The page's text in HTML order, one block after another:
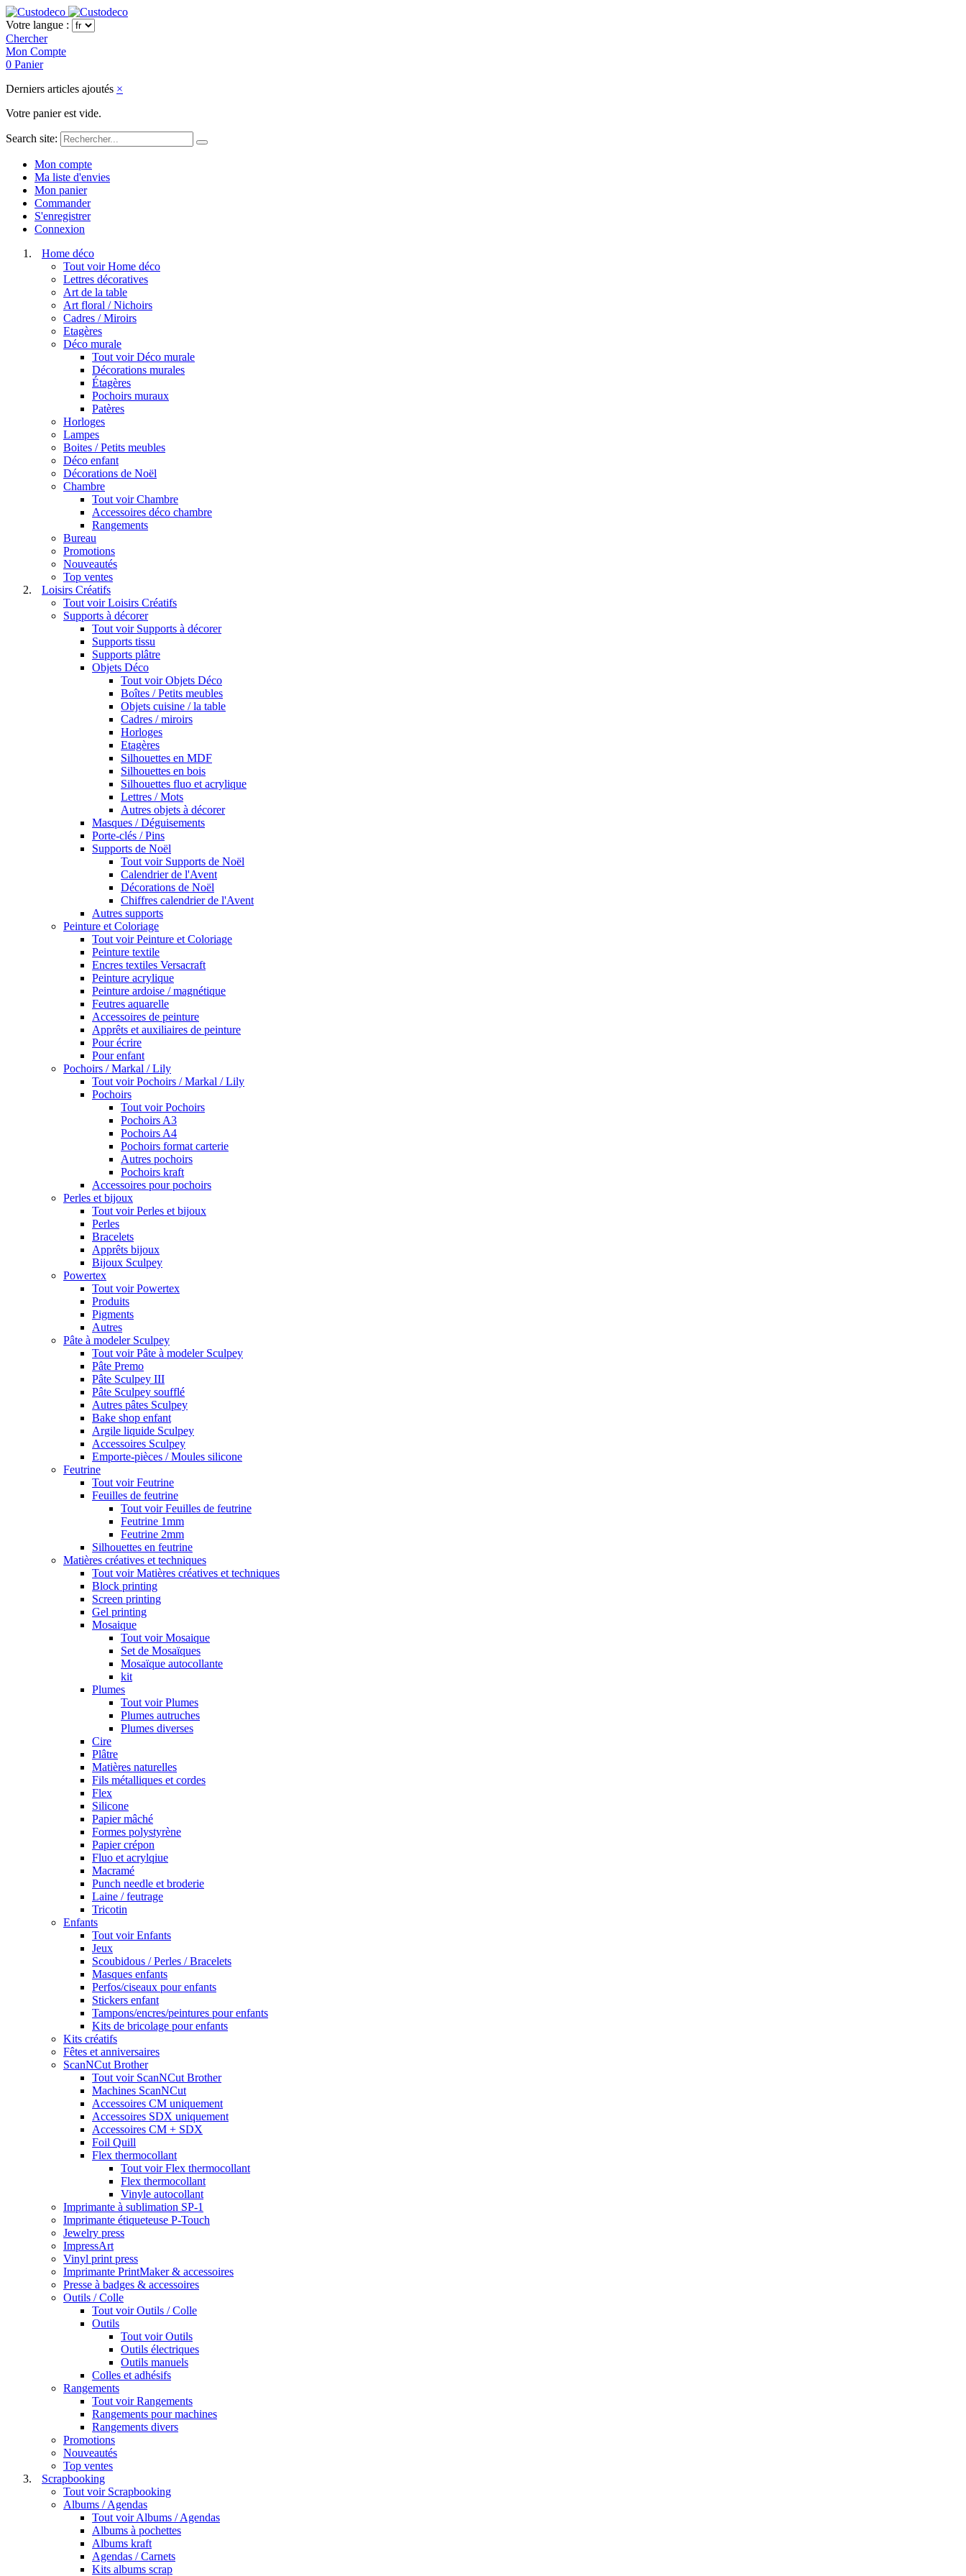
Votre langue :
Chercher
Mon Compte
0 Panier
Derniers articles ajoutés ×
Votre panier est vide.
Search site:
Mon compte
Ma liste d'envies
Mon panier
Commander
S'enregistrer
Connexion
Home déco
Tout voir Home déco
Lettres décoratives
Art de la table
Art floral / Nichoirs
Cadres / Miroirs
Etagères
Déco murale
Tout voir Déco murale
Décorations murales
Étagères
Pochoirs muraux
Patères
Horloges
Lampes
Boites / Petits meubles
Déco enfant
Décorations de Noël
Chambre
Tout voir Chambre
Accessoires déco chambre
Rangements
Bureau
Promotions
Nouveautés
Top ventes
Loisirs Créatifs
Tout voir Loisirs Créatifs
Supports à décorer
Tout voir Supports à décorer
Supports tissu
Supports plâtre
Objets Déco
Tout voir Objets Déco
Boîtes / Petits meubles
Objets cuisine / la table
Cadres / miroirs
Horloges
Etagères
Silhouettes en MDF
Silhouettes en bois
Silhouettes fluo et acrylique
Lettres / Mots
Autres objets à décorer
Masques / Déguisements
Porte-clés / Pins
Supports de Noël
Tout voir Supports de Noël
Calendrier de l'Avent
Décorations de Noël
Chiffres calendrier de l'Avent
Autres supports
Peinture et Coloriage
Tout voir Peinture et Coloriage
Peinture textile
Encres textiles Versacraft
Peinture acrylique
Peinture ardoise / magnétique
Feutres aquarelle
Accessoires de peinture
Apprêts et auxiliaires de peinture
Pour écrire
Pour enfant
Pochoirs / Markal / Lily
Tout voir Pochoirs / Markal / Lily
Pochoirs
Tout voir Pochoirs
Pochoirs A3
Pochoirs A4
Pochoirs format carterie
Autres pochoirs
Pochoirs kraft
Accessoires pour pochoirs
Perles et bijoux
Tout voir Perles et bijoux
Perles
Bracelets
Apprêts bijoux
Bijoux Sculpey
Powertex
Tout voir Powertex
Produits
Pigments
Autres
Pâte à modeler Sculpey
Tout voir Pâte à modeler Sculpey
Pâte Premo
Pâte Sculpey III
Pâte Sculpey soufflé
Autres pâtes Sculpey
Bake shop enfant
Argile liquide Sculpey
Accessoires Sculpey
Emporte-pièces / Moules silicone
Feutrine
Tout voir Feutrine
Feuilles de feutrine
Tout voir Feuilles de feutrine
Feutrine 1mm
Feutrine 2mm
Silhouettes en feutrine
Matières créatives et techniques
Tout voir Matières créatives et techniques
Block printing
Screen printing
Gel printing
Mosaique
Tout voir Mosaique
Set de Mosaïques
Mosaïque autocollante
kit
Plumes
Tout voir Plumes
Plumes autruches
Plumes diverses
Cire
Plâtre
Matières naturelles
Fils métalliques et cordes
Flex
Silicone
Papier mâché
Formes polystyrène
Papier crépon
Fluo et acrylqiue
Macramé
Punch needle et broderie
Laine / feutrage
Tricotin
Enfants
Tout voir Enfants
Jeux
Scoubidous / Perles / Bracelets
Masques enfants
Perfos/ciseaux pour enfants
Stickers enfant
Tampons/encres/peintures pour enfants
Kits de bricolage pour enfants
Kits créatifs
Fêtes et anniversaires
ScanNCut Brother
Tout voir ScanNCut Brother
Machines ScanNCut
Accessoires CM uniquement
Accessoires SDX uniquement
Accessoires CM + SDX
Foil Quill
Flex thermocollant
Tout voir Flex thermocollant
Flex thermocollant
Vinyle autocollant
Imprimante à sublimation SP-1
Imprimante étiqueteuse P-Touch
Jewelry press
ImpressArt
Vinyl print press
Imprimante PrintMaker & accessoires
Presse à badges & accessoires
Outils / Colle
Tout voir Outils / Colle
Outils
Tout voir Outils
Outils électriques
Outils manuels
Colles et adhésifs
Rangements
Tout voir Rangements
Rangements pour machines
Rangements divers
Promotions
Nouveautés
Top ventes
Scrapbooking
Tout voir Scrapbooking
Albums / Agendas
Tout voir Albums / Agendas
Albums à pochettes
Albums kraft
Agendas / Carnets
Kits albums scrap